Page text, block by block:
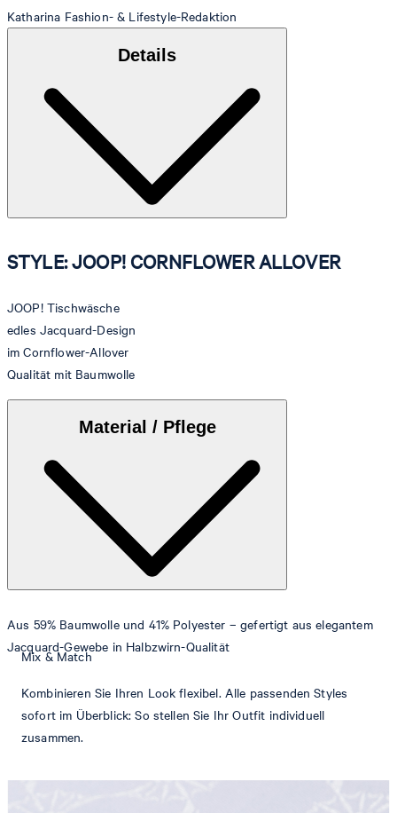
Katharina Fashion- & Lifestyle-Redaktion
Details
STYLE: JOOP! CORNFLOWER ALLOVER
JOOP! Tischwäsche
edles Jacquard-Design
im Cornflower-Allover
Qualität mit Baumwolle
Material / Pflege
Aus 59% Baumwolle und 41% Polyester – gefertigt aus elegantem
Jacquard-Gewebe in Halbzwirn-Qualität
Mix & Match
Kombinieren Sie Ihren Look flexibel. Alle passenden Styles
sofort im Überblick: So stellen Sie Ihr Outfit individuell
zusammen.